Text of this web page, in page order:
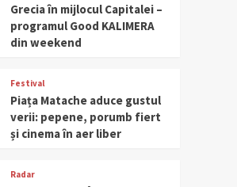
Grecia în mijlocul Capitalei –
programul Good KALIMERA
din weekend
Festival
Piața Matache aduce gustul
verii: pepene, porumb fiert
și cinema în aer liber
Radar